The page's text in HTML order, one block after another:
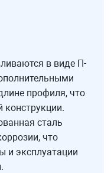
в виде П-
профиля, что
конструкции.
сталь
что
и эксплуатации